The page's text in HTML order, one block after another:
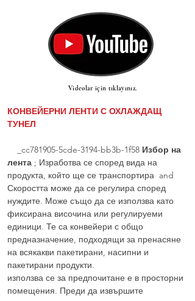
Videolar için tıklayınız.
КОНВЕЙЕРНИ ЛЕНТИ С ОХЛАЖДАЩ
ТУНЕЛ
_cc781905-5cde-3194-bb3b-1f58 Избор на
лента ; Изработва се според вида на
продукта, който ще се транспортира and
Скоростта може да се регулира според
нуждите. Може също да се използва като
фиксирана височина или регулируеми
единици. Те са конвейери с общо
предназначение, подходящи за пренасяне
на всякакви пакетирани, насипни и
пакетирани продукти.
използва се за предпочитане е в просторни
помещения. Преди да извършите